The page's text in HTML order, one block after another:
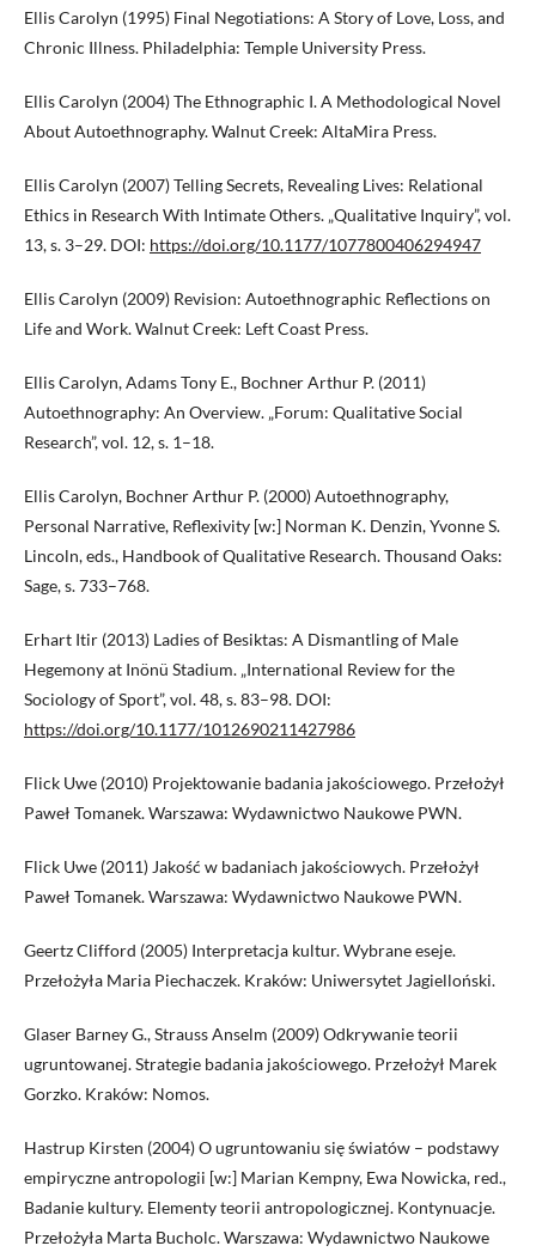
Ellis Carolyn (1995) Final Negotiations: A Story of Love, Loss, and
Chronic Illness. Philadelphia: Temple University Press.
Ellis Carolyn (2004) The Ethnographic I. A Methodological Novel
About Autoethnography. Walnut Creek: AltaMira Press.
Ellis Carolyn (2007) Telling Secrets, Revealing Lives: Relational
Ethics in Research With Intimate Others. „Qualitative Inquiry”, vol.
13, s. 3–29. DOI: https://doi.org/10.1177/1077800406294947
Ellis Carolyn (2009) Revision: Autoethnographic Reflections on
Life and Work. Walnut Creek: Left Coast Press.
Ellis Carolyn, Adams Tony E., Bochner Arthur P. (2011)
Autoethnography: An Overview. „Forum: Qualitative Social
Research”, vol. 12, s. 1–18.
Ellis Carolyn, Bochner Arthur P. (2000) Autoethnography,
Personal Narrative, Reflexivity [w:] Norman K. Denzin, Yvonne S.
Lincoln, eds., Handbook of Qualitative Research. Thousand Oaks:
Sage, s. 733–768.
Erhart Itir (2013) Ladies of Besiktas: A Dismantling of Male
Hegemony at Inönü Stadium. „International Review for the
Sociology of Sport”, vol. 48, s. 83–98. DOI:
https://doi.org/10.1177/1012690211427986
Flick Uwe (2010) Projektowanie badania jakościowego. Przełożył
Paweł Tomanek. Warszawa: Wydawnictwo Naukowe PWN.
Flick Uwe (2011) Jakość w badaniach jakościowych. Przełożył
Paweł Tomanek. Warszawa: Wydawnictwo Naukowe PWN.
Geertz Clifford (2005) Interpretacja kultur. Wybrane eseje.
Przełożyła Maria Piechaczek. Kraków: Uniwersytet Jagielloński.
Glaser Barney G., Strauss Anselm (2009) Odkrywanie teorii
ugruntowanej. Strategie badania jakościowego. Przełożył Marek
Gorzko. Kraków: Nomos.
Hastrup Kirsten (2004) O ugruntowaniu się światów – podstawy
empiryczne antropologii [w:] Marian Kempny, Ewa Nowicka, red.,
Badanie kultury. Elementy teorii antropologicznej. Kontynuacje.
Przełożyła Marta Bucholc. Warszawa: Wydawnictwo Naukowe